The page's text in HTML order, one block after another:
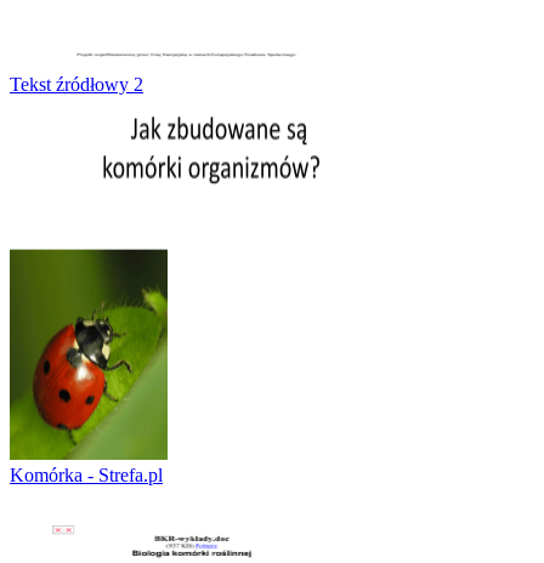
Tekst źródłowy 2
Komórka - Strefa.pl